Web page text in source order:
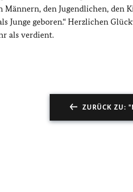
den Jugendlichen, den
Junge geboren.“ Herzlichen
als verdient.
ZURÜCK ZU: